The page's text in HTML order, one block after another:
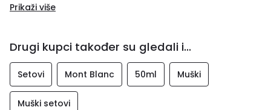
tuširanje
Prikaži više
Drugi kupci također su gledali i...
Setovi Mont Blanc 50ml Muški
Muški setovi